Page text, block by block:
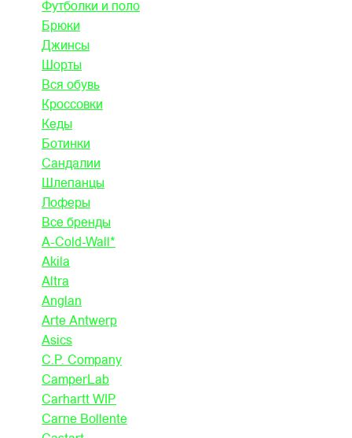
Футболки и поло
Брюки
Джинсы
Шорты
Вся обувь
Кроссовки
Кеды
Ботинки
Сандалии
Шлепанцы
Лоферы
Все бренды
A-Cold-Wall*
Akila
Altra
Anglan
Arte Antwerp
Asics
C.P. Company
CamperLab
Carhartt WIP
Carne Bollente